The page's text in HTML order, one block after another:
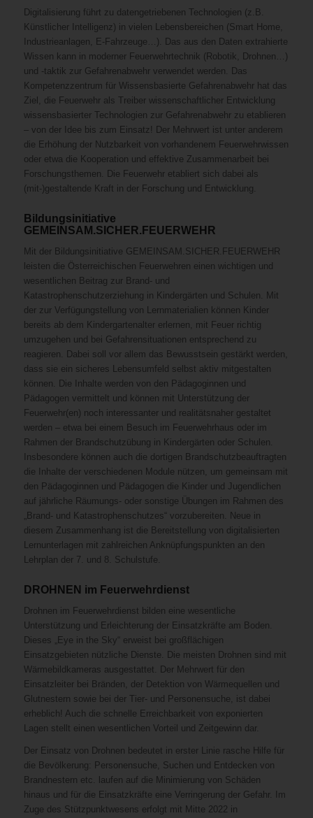
Digitalisierung führt zu datengetriebenen Technologien (z.B.
Künstlicher Intelligenz) in vielen Lebensbereichen (Smart Home,
Industrieanlagen, E-Fahrzeuge…). Das aus den Daten extrahierte
Wissen kann in moderner Feuerwehrtechnik (Robotik, Drohnen…)
und -taktik zur Gefahrenabwehr verwendet werden. Das
Kompetenzzentrum für Wissensbasierte Gefahrenabwehr hat das
Ziel, die Feuerwehr als Treiber wissenschaftlicher Entwicklung
wissensbasierter Technologien zur Gefahrenabwehr zu etablieren
– von der Idee bis zum Einsatz! Der Mehrwert ist unter anderem
die Erhöhung der Nutzbarkeit von vorhandenem Feuerwehrwissen
oder etwa die Kooperation und effektive Zusammenarbeit bei
Forschungsthemen. Die Feuerwehr etabliert sich dabei als
(mit-)gestaltende Kraft in der Forschung und Entwicklung.
Bildungsinitiative
GEMEINSAM.SICHER.FEUERWEHR
Mit der Bildungsinitiative GEMEINSAM.SICHER.FEUERWEHR
leisten die Österreichischen Feuerwehren einen wichtigen und
wesentlichen Beitrag zur Brand- und
Katastrophenschutzerziehung in Kindergärten und Schulen. Mit
der zur Verfügungstellung von Lernmaterialien können Kinder
bereits ab dem Kindergartenalter erlernen, mit Feuer richtig
umzugehen und bei Gefahrensituationen entsprechend zu
reagieren. Dabei soll vor allem das Bewusstsein gestärkt werden,
dass sie ein sicheres Lebensumfeld selbst aktiv mitgestalten
können. Die Inhalte werden von den Pädagoginnen und
Pädagogen vermittelt und können mit Unterstützung der
Feuerwehr(en) noch interessanter und realitätsnaher gestaltet
werden – etwa bei einem Besuch im Feuerwehrhaus oder im
Rahmen der Brandschutzübung in Kindergärten oder Schulen.
Insbesondere können auch die dortigen Brandschutzbeauftragten
die Inhalte der verschiedenen Module nützen, um gemeinsam mit
den Pädagoginnen und Pädagogen die Kinder und Jugendlichen
auf jährliche Räumungs- oder sonstige Übungen im Rahmen des
„Brand- und Katastrophenschutzes“ vorzubereiten. Neue in
diesem Zusammenhang ist die Bereitstellung von digitalisierten
Lernunterlagen mit zahlreichen Anknüpfungspunkten an den
Lehrplan der 7. und 8. Schulstufe.
DROHNEN im Feuerwehrdienst
Drohnen im Feuerwehrdienst bilden eine wesentliche
Unterstützung und Erleichterung der Einsatzkräfte am Boden.
Dieses „Eye in the Sky“ erweist bei großflächigen
Einsatzgebieten nützliche Dienste. Die meisten Drohnen sind mit
Wärmebildkameras ausgestattet. Der Mehrwert für den
Einsatzleiter bei Bränden, der Detektion von Wärmequellen und
Glutnestern sowie bei der Tier- und Personensuche, ist dabei
erheblich! Auch die schnelle Erreichbarkeit von exponierten
Lagen stellt einen wesentlichen Vorteil und Zeitgewinn dar.
Der Einsatz von Drohnen bedeutet in erster Linie rasche Hilfe für
die Bevölkerung: Personensuche, Suchen und Entdecken von
Brandnestern etc. laufen auf die Mi­nimierung von Schäden
hinaus und für die Einsatzkräfte eine Ver­ringerung der Gefahr. Im
Zuge des Stützpunktwesens erfolgt mit Mitte 2022 in